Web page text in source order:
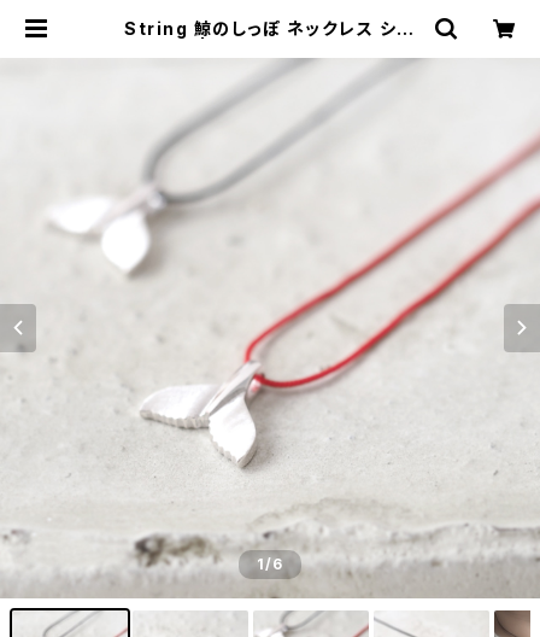
String 鯨のしっぽ ネックレス シル
d-jewelry) レディース メンズ アク
セサリー ネックレス ピアス 指輪 ギフ
1/6